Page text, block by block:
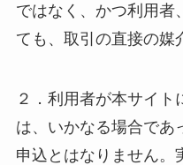
ではなく、かつ利用者
ても、取引の直接の媒
２．利用者が本サイ
は、いかなる場合であ
申込とはなりません。